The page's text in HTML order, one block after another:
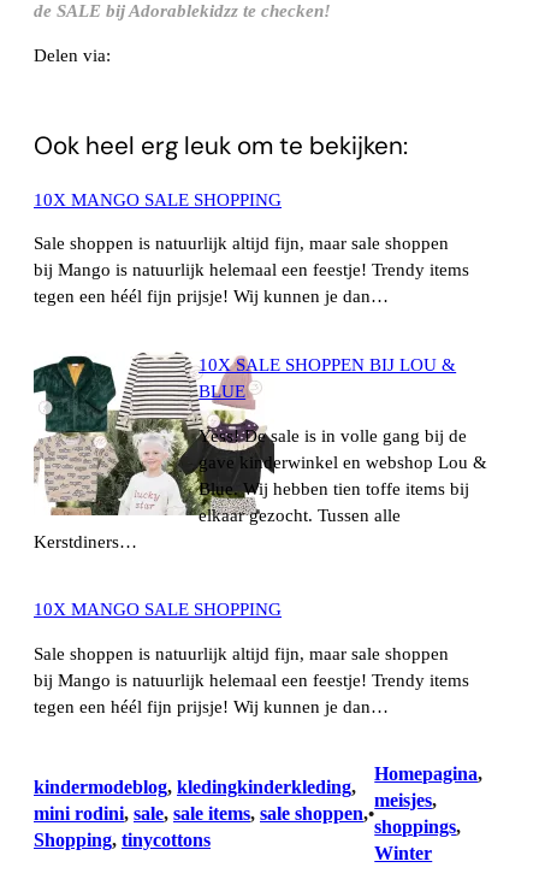
de SALE bij Adorablekidzz te checken!
Delen via:
Ook heel erg leuk om te bekijken:
10X MANGO SALE SHOPPING
Sale shoppen is natuurlijk altijd fijn, maar sale shoppen
bij Mango is natuurlijk helemaal een feestje! Trendy items
tegen een héél fijn prijsje! Wij kunnen je dan…
10X SALE SHOPPEN BIJ LOU &
BLUE
Yess! De sale is in volle gang bij de
gave kinderwinkel en webshop Lou &
Blue. Wij hebben tien toffe items bij
elkaar gezocht. Tussen alle
Kerstdiners…
10X MANGO SALE SHOPPING
Sale shoppen is natuurlijk altijd fijn, maar sale shoppen
bij Mango is natuurlijk helemaal een feestje! Trendy items
tegen een héél fijn prijsje! Wij kunnen je dan…
kindermodeblog, kledingkinderkleding
mini rodini, sale, sale items, sale shoppen ,
Shopping, tinycottons
•
Homepagina
meisjes
shoppings
Winter